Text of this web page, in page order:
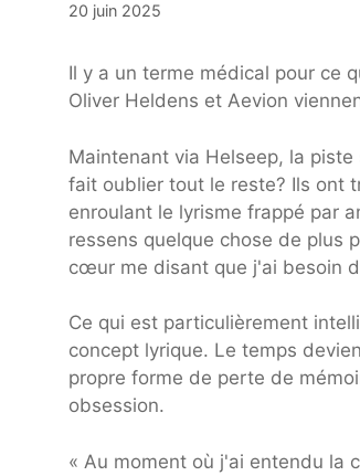
20 juin 2025
Il y a un terme médical pour ce
Oliver Heldens et Aevion
Maintenant via Helseep, la
fait oublier tout le reste? Ils ont
enroulant le lyrisme frappé par
ressens quelque chose de plus
cœur me disant que j'ai besoin
Ce qui est particulièrement
concept lyrique. Le temps
propre forme de perte de
obsession.
« Au moment où j'ai entendu la